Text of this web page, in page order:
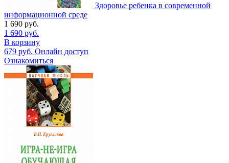
Здоровье ребенка в современной
информационной среде
1 690 руб.
1 690 руб.
В корзину
679 руб. Онлайн доступ
Ознакомиться